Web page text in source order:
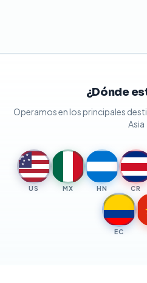
¿Dónde
Operamos en los principales
Asia
★ ★
★ ★
★
US MX HN CR
EC